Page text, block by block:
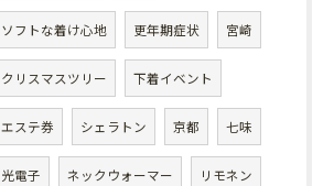
ソフトな着け心地 更年期症状 宮崎
クリスマスツリー 下着イベント
エステ券 シェラトン 京都 七味
光電子 ネックウォーマー リモネン